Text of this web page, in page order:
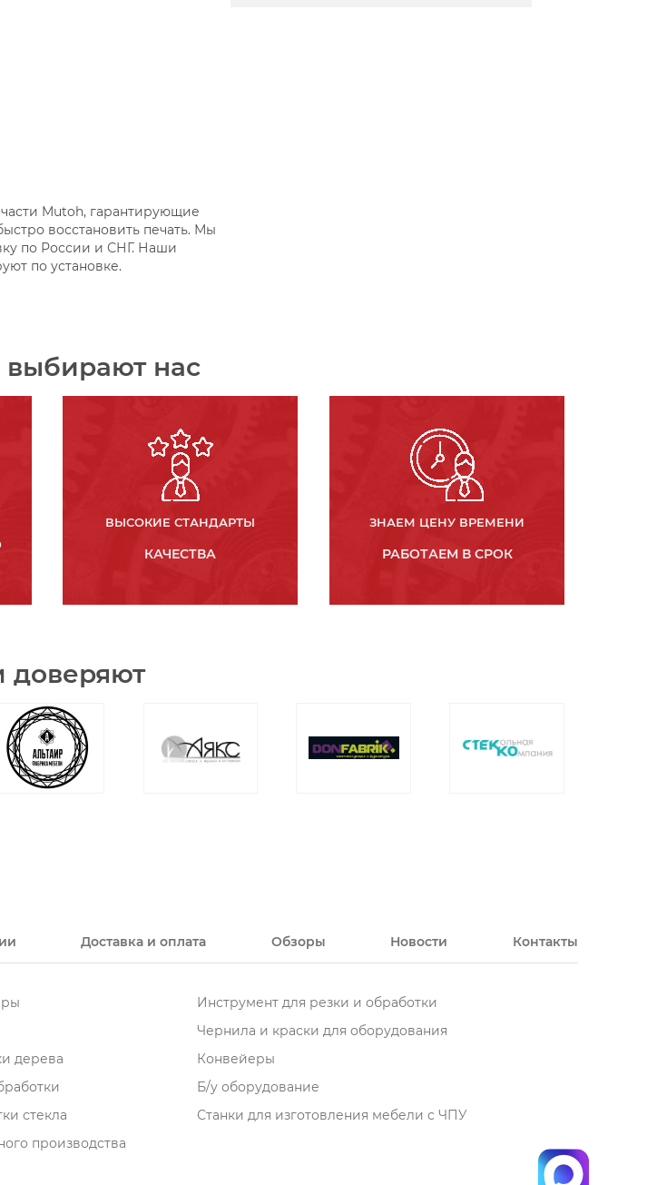
Mutoh, гарантирующие
восстановить печать. Мы
по России и СНГ. Наши
по установке.
нас
ВЫСОКИЕ СТАНДАРТЫ
КАЧЕСТВА
ЗНАЕМ ЦЕНУ ВРЕМЕНИ
РАБОТАЕМ В СРОК
доверяют
Доставка и оплата Обзоры Новости Контакты
дерева
стекла
производства
Инструмент для резки и обработки
Чернила и краски для оборудования
Конвейеры
Б/у оборудование
Станки для изготовления мебели с ЧПУ